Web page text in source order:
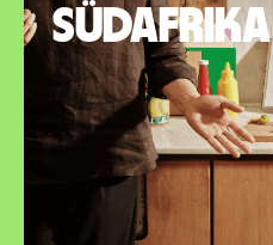
Südafrika